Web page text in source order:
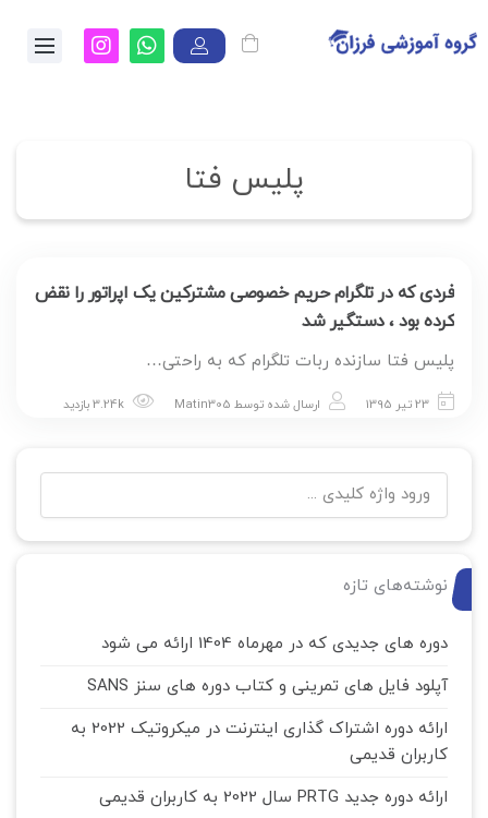
پلیس فتا
فردی که در تلگرام حریم خصوصی مشترکین یک اپراتور را نقض
کرده بود ، دستگیر شد
پلیس فتا سازنده ربات تلگرام که به راحتی…
23 تیر 1395 ارسال شده توسط Matin305
نوشته‌های تازه
دوره های جدیدی که در مهرماه 1404 ارائه می شود
آپلود فایل های تمرینی و کتاب دوره های سنز SANS
ارائه دوره اشتراک گذاری اینترنت در میکروتیک 2022 به
کاربران قدیمی
ارائه دوره جدید PRTG سال 2022 به کاربران قدیمی